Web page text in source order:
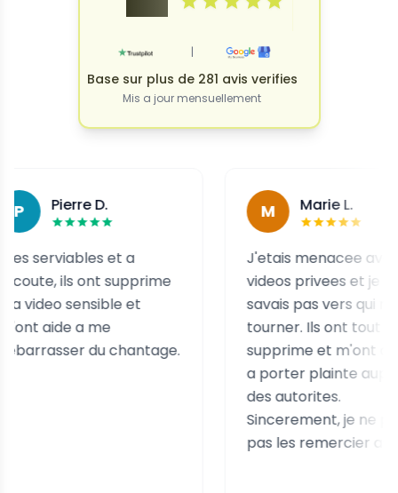
|
Base sur plus de 281 avis verifies
Mis a jour mensuellement
D.
et a
ils ont supprime
sensible et
a me
du chantage.
Marie L.
J'etais menacee avec des
videos privees et je ne
savais pas vers qui me
tourner. Ils ont tout
supprime et m'ont aidee
a porter plainte aupres
des autorites.
Sincerement, je ne peux
pas les remercier assez.